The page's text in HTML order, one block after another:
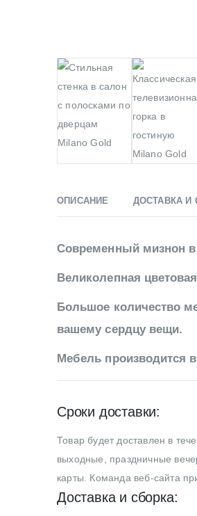
ОПИСАНИЕ ДОСТАВКА И
Современный мизнон в
Великолепная
Большое количество
вашему сердцу вещи.
Мебель производится
Сроки доставки:
Товар будет доставлен в
выходные, праздничные
карты. Команда веб-сайта
Доставка и сборка: